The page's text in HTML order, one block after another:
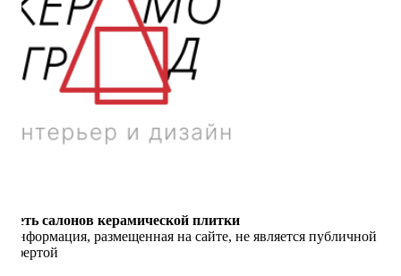
Сеть салонов керамической плитки
Информация, размещенная на сайте, не является публичной
офертой